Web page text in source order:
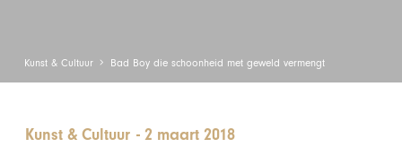
Kunst & Cultuur Bad Boy die schoonheid met geweld vermengt
Kunst & Cultuur -2 maart 2018